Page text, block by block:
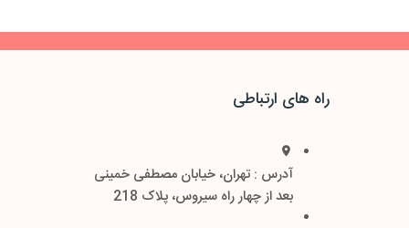
راه های ارتباطی
آدرس : تهران، خیابان مصطفی خمینی
بعد از چهار راه سیروس، پلاک 218